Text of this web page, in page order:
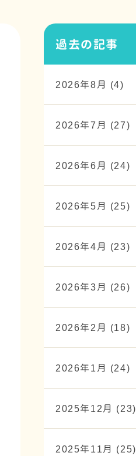
過去の記事
2026年8月 (4)
2026年7月 (27)
2026年6月 (24)
2026年5月 (25)
2026年4月 (23)
2026年3月 (26)
2026年2月 (18)
2026年1月 (24)
2025年12月 (23)
2025年11月 (25)